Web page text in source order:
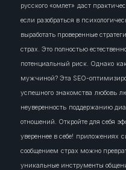
русского «омлет» даст
если разобраться в
выработать проверенные
страх. Это полностью
потенциальный риск. Однако
мужчиной? Эта SEO-
успешного знакомства любовь
неуверенность поддержанию
отношений. Откройте для себя
увереннее в себе! приложениях
сообщением страх можно
уникальные инструменты